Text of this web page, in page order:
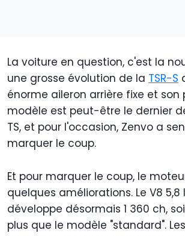
La voiture en question, c'est la
une grosse évolution de la TSR-S
énorme aileron arrière fixe et son
modèle est peut-être le dernier
TS, et pour l'occasion, Zenvo a
marquer le coup.
Et pour marquer le coup, le
quelques améliorations. Le V8 5,8
développe désormais 1 360 ch,
plus que le modèle "standard".